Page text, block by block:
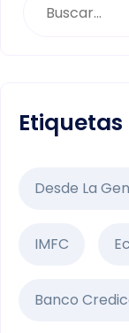
Desde La
IMFC
Banco